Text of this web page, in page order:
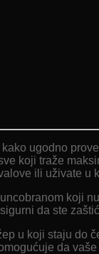
ugodno
koji traže
ili uživate
koji
da ste
u koji staju do
da